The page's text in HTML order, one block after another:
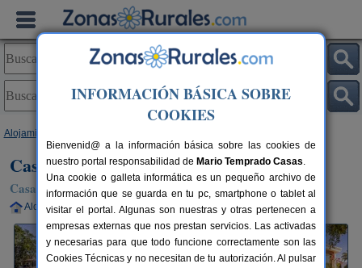
Alojamientos
Casa Rural Santa Ana
Casa Rural en Marchena (Sevilla)
Alquiler completo 7-11 plazas 63 km de Sevilla
INFORMACIÓN BÁSICA SOBRE
COOKIES
Bienvenid@ a la información básica sobre las cookies de
nuestro portal responsabilidad de Mario Temprado Casas.
Una cookie o galleta informática es un pequeño archivo de
información que se guarda en tu pc, smartphone o tablet al
visitar el portal. Algunas son nuestras y otras pertenecen a
empresas externas que nos prestan servicios. Las activadas
y necesarias para que todo funcione correctamente son las
Cookies Técnicas y no necesitan de tu autorización. Al pulsar